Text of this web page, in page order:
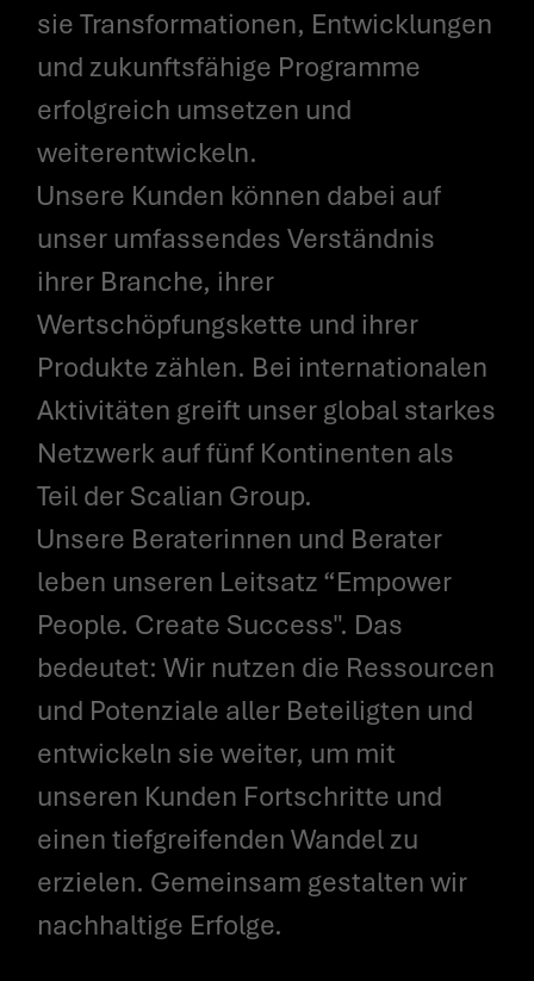
sie Transformationen, Entwicklungen
und zukunftsfähige Programme
erfolgreich umsetzen und
weiterentwickeln.
Unsere Kunden können dabei auf
unser umfassendes Verständnis
ihrer Branche, ihrer
Wertschöpfungskette und ihrer
Produkte zählen. Bei internationalen
Aktivitäten greift unser global starkes
Netzwerk auf fünf Kontinenten als
Teil der Scalian Group.
Unsere Beraterinnen und Berater
leben unseren Leitsatz “Empower
People. Create Success". Das
bedeutet: Wir nutzen die Ressourcen
und Potenziale aller Beteiligten und
entwickeln sie weiter, um mit
unseren Kunden Fortschritte und
einen tiefgreifenden Wandel zu
erzielen. Gemeinsam gestalten wir
nachhaltige Erfolge.